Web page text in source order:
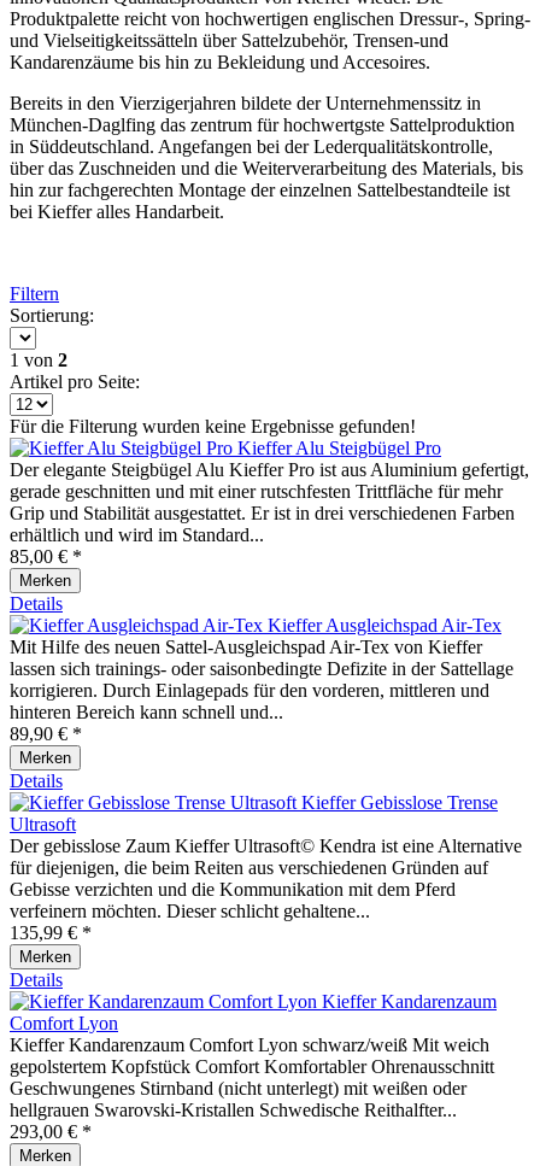
Produktpalette reicht von hochwertigen englischen Dressur-, Spring-
und Vielseitigkeitssätteln über Sattelzubehör, Trensen-und
Kandarenzäume bis hin zu Bekleidung und Accesoires.
Bereits in den Vierzigerjahren bildete der Unternehmenssitz in
München-Daglfing das zentrum für hochwertgste Sattelproduktion
in Süddeutschland. Angefangen bei der Lederqualitätskontrolle,
über das Zuschneiden und die Weiterverarbeitung des Materials, bis
hin zur fachgerechten Montage der einzelnen Sattelbestandteile ist
bei Kieffer alles Handarbeit.
Filtern
Sortierung:
1 von 2
Artikel pro Seite:
Für die Filterung wurden keine Ergebnisse gefunden!
Kieffer Alu Steigbügel Pro
Der elegante Steigbügel Alu Kieffer Pro ist aus Aluminium gefertigt,
gerade geschnitten und mit einer rutschfesten Trittfläche für mehr
Grip und Stabilität ausgestattet. Er ist in drei verschiedenen Farben
erhältlich und wird im Standard...
85,00 € *
Merken
Details
Kieffer Ausgleichspad Air-Tex
Mit Hilfe des neuen Sattel-Ausgleichspad Air-Tex von Kieffer
lassen sich trainings- oder saisonbedingte Defizite in der Sattellage
korrigieren. Durch Einlagepads für den vorderen, mittleren und
hinteren Bereich kann schnell und...
89,90 € *
Merken
Details
Kieffer Gebisslose Trense
Ultrasoft
Der gebisslose Zaum Kieffer Ultrasoft© Kendra ist eine Alternative
für diejenigen, die beim Reiten aus verschiedenen Gründen auf
Gebisse verzichten und die Kommunikation mit dem Pferd
verfeinern möchten. Dieser schlicht gehaltene...
135,99 € *
Merken
Details
Kieffer Kandarenzaum
Comfort Lyon
Kieffer Kandarenzaum Comfort Lyon schwarz/weiß Mit weich
gepolstertem Kopfstück Comfort Komfortabler Ohrenausschnitt
Geschwungenes Stirnband (nicht unterlegt) mit weißen oder
hellgrauen Swarovski-Kristallen Schwedische Reithalfter...
293,00 € *
Merken